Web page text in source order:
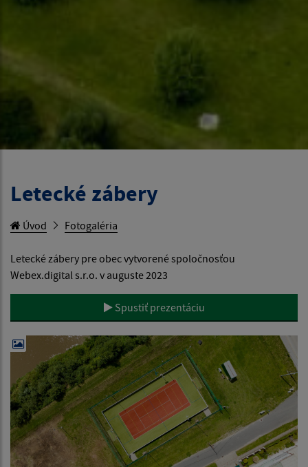
Letecké zábery
Úvod Fotogaléria
Letecké zábery pre obec vytvorené spoločnosťou
Webex.digital s.r.o. v auguste 2023
Spustiť prezentáciu